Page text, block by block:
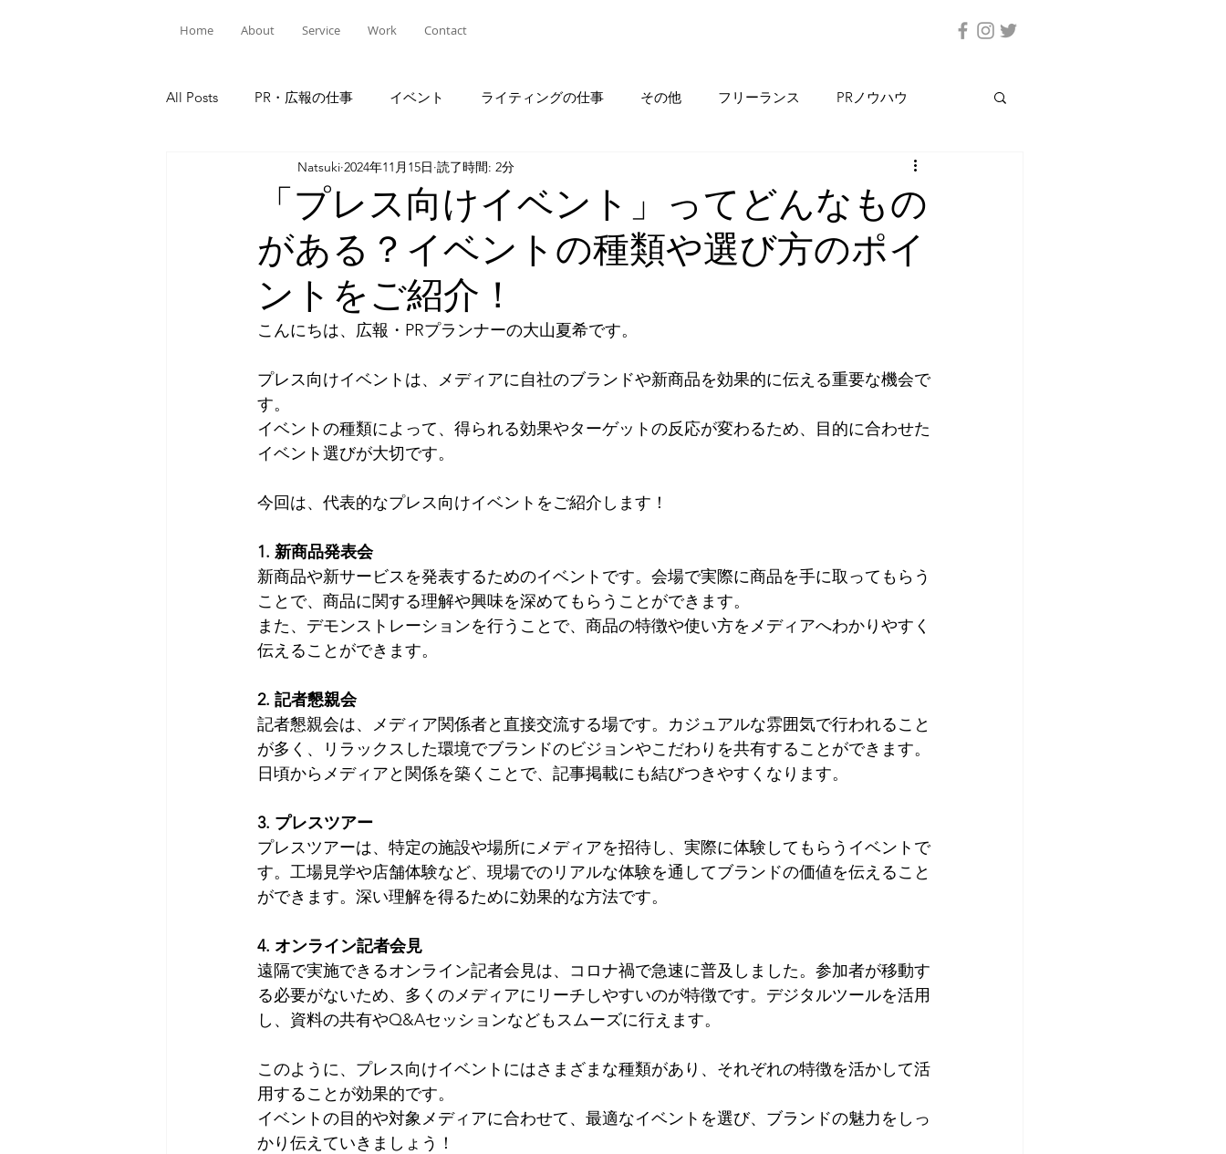
Home About Service Work Contact
All Posts PR・広報の仕事 イベント ライティングの仕事 その他 フリーランス PRノウハウ
「プレス向けイベント」ってどんなもの
がある？イベントの種類や選び方のポイ
ントをご紹介！
Natsuki 2024年11月15日 読了時間: 2分
こんにちは、広報・PRプランナーの大山夏希です。
プレス向けイベントは、メディアに自社のブランドや新商品を効果的に伝える重要な機会で
す。
イベントの種類によって、得られる効果やターゲットの反応が変わるため、目的に合わせた
イベント選びが大切です。
今回は、代表的なプレス向けイベントをご紹介します！
1. 新商品発表会
新商品や新サービスを発表するためのイベントです。会場で実際に商品を手に取ってもらう
ことで、商品に関する理解や興味を深めてもらうことができます。
また、デモンストレーションを行うことで、商品の特徴や使い方をメディアへわかりやすく
伝えることができます。
2. 記者懇親会
記者懇親会は、メディア関係者と直接交流する場です。カジュアルな雰囲気で行われること
が多く、リラックスした環境でブランドのビジョンやこだわりを共有することができます。
日頃からメディアと関係を築くことで、記事掲載にも結びつきやすくなります。
3. プレスツアー
プレスツアーは、特定の施設や場所にメディアを招待し、実際に体験してもらうイベントで
す。工場見学や店舗体験など、現場でのリアルな体験を通してブランドの価値を伝えること
ができます。深い理解を得るために効果的な方法です。
4. オンライン記者会見
遠隔で実施できるオンライン記者会見は、コロナ禍で急速に普及しました。参加者が移動す
る必要がないため、多くのメディアにリーチしやすいのが特徴です。デジタルツールを活用
し、資料の共有やQ&Aセッションなどもスムーズに行えます。
このように、プレス向けイベントにはさまざまな種類があり、それぞれの特徴を活かして活
用することが効果的です。
イベントの目的や対象メディアに合わせて、最適なイベントを選び、ブランドの魅力をしっ
かり伝えていきましょう！